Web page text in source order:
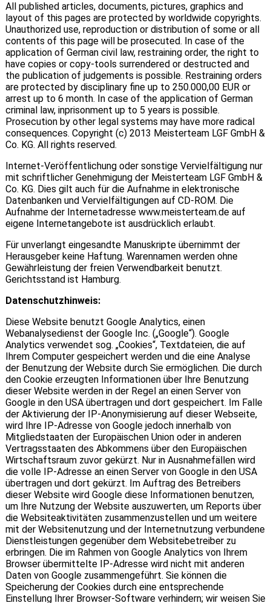
All published articles, documents, pictures, graphics and
layout of this pages are protected by worldwide copyrights.
Unauthorized use, reproduction or distribution of some or all
contents of this page will be prosecuted. In case of the
application of German civil law, restraining order, the right to
have copies or copy-tools surrendered or destructed and
the publication of judgements is possible. Restraining orders
are protected by disciplinary fine up to 250.000,00 EUR or
arrest up to 6 month. In case of the application of German
criminal law, inprisonment up to 5 years is possible.
Prosecution by other legal systems may have more radical
consequences. Copyright (c) 2013 Meisterteam LGF GmbH &
Co. KG. All rights reserved.
Internet-Veröffentlichung oder sonstige Vervielfältigung nur
mit schriftlicher Genehmigung der Meisterteam LGF GmbH &
Co. KG. Dies gilt auch für die Aufnahme in elektronische
Datenbanken und Vervielfältigungen auf CD-ROM. Die
Aufnahme der Internetadresse www.meisterteam.de auf
eigene Internetangebote ist ausdrücklich erlaubt.
Für unverlangt eingesandte Manuskripte übernimmt der
Herausgeber keine Haftung. Warennamen werden ohne
Gewährleistung der freien Verwendbarkeit benutzt.
Gerichtsstand ist Hamburg.
Datenschutzhinweis:
Diese Website benutzt Google Analytics, einen
Webanalysedienst der Google Inc. („Google“). Google
Analytics verwendet sog. „Cookies“, Textdateien, die auf
Ihrem Computer gespeichert werden und die eine Analyse
der Benutzung der Website durch Sie ermöglichen. Die durch
den Cookie erzeugten Informationen über Ihre Benutzung
dieser Website werden in der Regel an einen Server von
Google in den USA übertragen und dort gespeichert. Im Falle
der Aktivierung der IP-Anonymisierung auf dieser Webseite,
wird Ihre IP-Adresse von Google jedoch innerhalb von
Mitgliedstaaten der Europäischen Union oder in anderen
Vertragsstaaten des Abkommens über den Europäischen
Wirtschaftsraum zuvor gekürzt. Nur in Ausnahmefällen wird
die volle IP-Adresse an einen Server von Google in den USA
übertragen und dort gekürzt. Im Auftrag des Betreibers
dieser Website wird Google diese Informationen benutzen,
um Ihre Nutzung der Website auszuwerten, um Reports über
die Websiteaktivitäten zusammenzustellen und um weitere
mit der Websitenutzung und der Internetnutzung verbundene
Dienstleistungen gegenüber dem Websitebetreiber zu
erbringen. Die im Rahmen von Google Analytics von Ihrem
Browser übermittelte IP-Adresse wird nicht mit anderen
Daten von Google zusammengeführt. Sie können die
Speicherung der Cookies durch eine entsprechende
Einstellung Ihrer Browser-Software verhindern; wir weisen Sie